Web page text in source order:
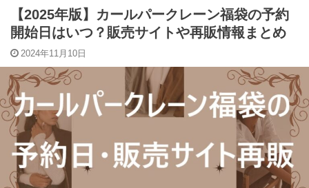
【2025年版】カールパークレーン福袋の予約
開始日はいつ？販売サイトや再販情報まとめ
2024年11月10日